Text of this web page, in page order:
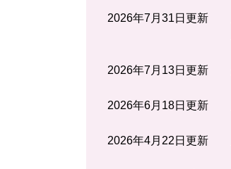
2026年7月31日更新
2026年7月13日更新
2026年6月18日更新
2026年4月22日更新